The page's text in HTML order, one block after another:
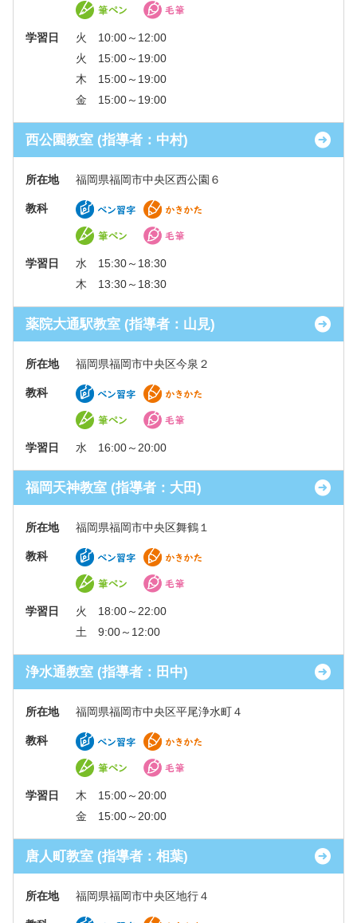
学習日
火 10:00～12:00
火 15:00～19:00
木 15:00～19:00
金 15:00～19:00
西公園教室 (指導者：中村)
所在地 福岡県福岡市中央区西公園６
教科
学習日
水 15:30～18:30
木 13:30～18:30
薬院大通駅教室 (指導者：山見)
所在地 福岡県福岡市中央区今泉２
教科
学習日 水 16:00～20:00
福岡天神教室 (指導者：大田)
所在地 福岡県福岡市中央区舞鶴１
教科
学習日
火 18:00～22:00
土 9:00～12:00
浄水通教室 (指導者：田中)
所在地 福岡県福岡市中央区平尾浄水町４
教科
学習日
木 15:00～20:00
金 15:00～20:00
唐人町教室 (指導者：相葉)
所在地 福岡県福岡市中央区地行４